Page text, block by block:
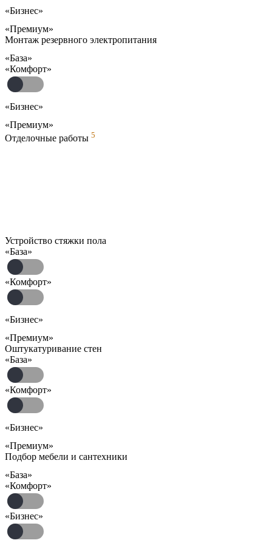
«Бизнес»
«Премиум»
Монтаж резервного электропитания
«База»
«Комфорт»
«Бизнес»
«Премиум»
Отделочные работы 5
Устройство стяжки пола
«База»
«Комфорт»
«Бизнес»
«Премиум»
Оштукатуривание стен
«База»
«Комфорт»
«Бизнес»
«Премиум»
Подбор мебели и сантехники
«База»
«Комфорт»
«Бизнес»